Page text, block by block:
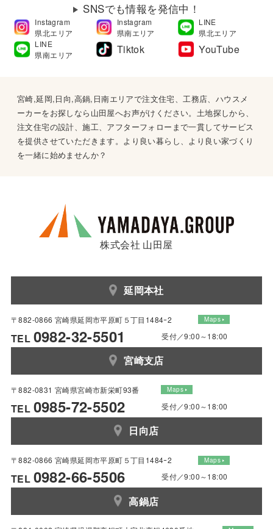
SNSでも情報を発信中！
Instagram
県北エリア
Instagram
県南エリア
LINE
県北エリア
LINE
県南エリア
Tiktok YouTube
宮崎,延岡,日向,高鍋,日南エリアで注文住宅、工務店、ハウスメ
ーカーをお探しなら山田屋へお声がけください。土地探しから、
注文住宅の設計、施工、アフターフォローまで一貫してサービス
を提供させていただきます。より良い暮らし、より良い家づくり
を一緒に始めませんか？
株式会社 山田屋
延岡本社
〒882-0866 宮崎県延岡市平原町５丁目1484ｰ2 Maps
TEL 0982-32-5501 受付／9:00～18:00
宮崎支店
〒882-0831 宮崎県宮崎市新栄町93番 Maps
TEL 0985-72-5502 受付／9:00～18:00
日向店
〒882-0866 宮崎県延岡市平原町５丁目1484ｰ2 Maps
TEL 0982-66-5506 受付／9:00～18:00
高鍋店